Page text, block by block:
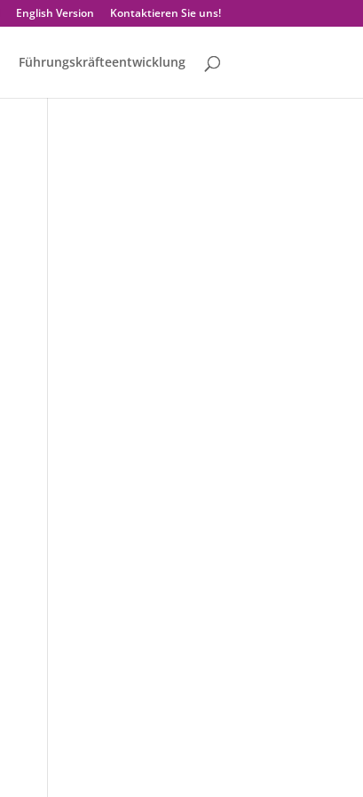
English Version Kontaktieren Sie uns!
Führungskräfteentwicklung